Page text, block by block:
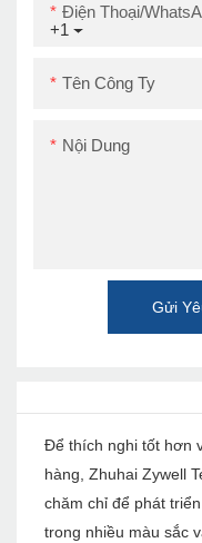
+1
Điện Thoại/
Tên Công Ty
Nội Dung
Gửi
Để thích nghi tốt hơn
hàng, Zhuhai Zywell
chăm chỉ để phát
trong nhiều màu sắc